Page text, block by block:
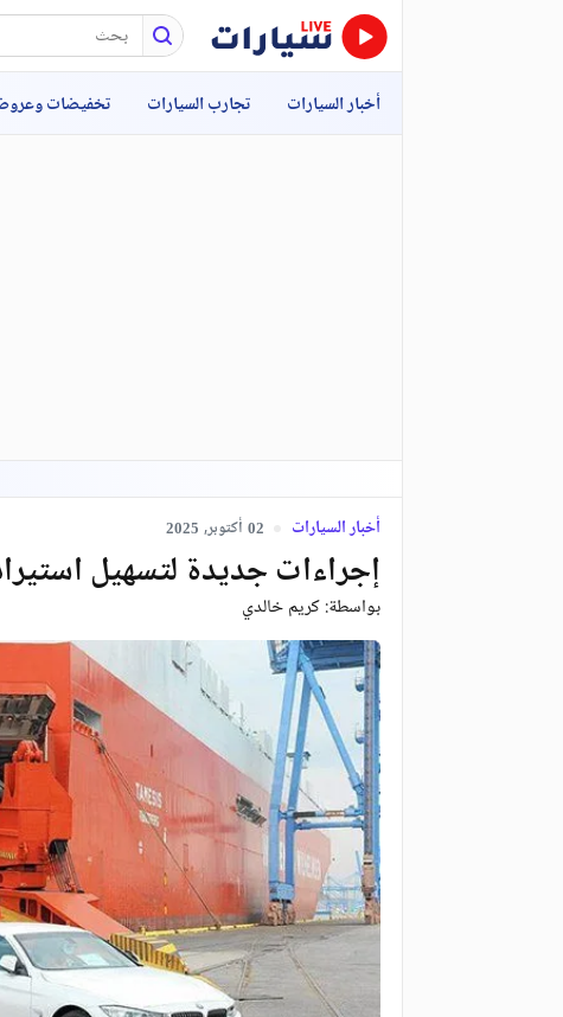
أخبار السيارات تجارب السيارات تخفيضات
أخبار السيارات 02 أكتوبر, 2025
إجراءات جديدة لتسهيل
بواسطة:كريم خالدي